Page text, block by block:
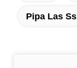
Pipa Las Ss